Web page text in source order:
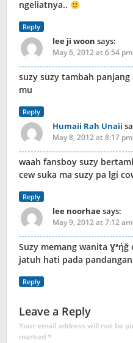
ngeliatnya..
Reply
lee ji woon says:
May 6, 2012 at 6:54 pm
suzy suzy tambah
mu
Reply
Humaii Rah Unaii
May 8, 2012 at 8:17 pm
waah fansboy suzy
cew suka ma suzy pa lgi
Reply
lee noorhaesays:
May 9, 2012 at 7:12 am
Suzy memang wanita
jatuh hati pada
Reply
Leave a Reply
Your email address will not be
marked*